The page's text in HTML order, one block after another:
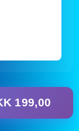
199,00